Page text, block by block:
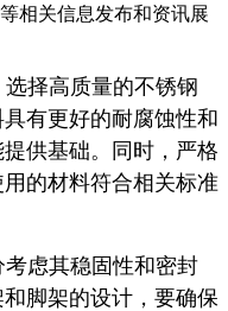
相关信息发布和资讯展
择高质量的不锈钢
有更好的耐腐蚀性和
供基础。同时，严格
的材料符合相关标准
虑其稳固性和密封
脚架的设计，要确保